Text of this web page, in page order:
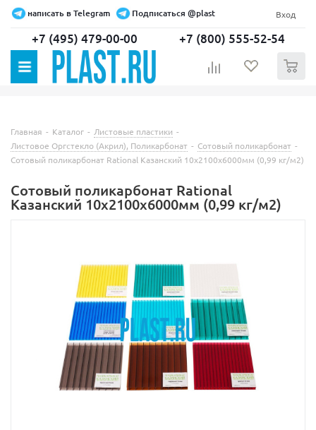
написать в Telegram Подписаться @plast Вход
+7 (495) 479-00-00 +7 (800) 555-52-54
Главная - Каталог - Листовые пластики -
Листовое Оргстекло (Акрил), Поликарбонат - Сотовый поликарбонат -
Сотовый поликарбонат Rational Казанский 10х2100х6000мм (0,99 кг/м2)
Сотовый поликарбонат Rational
Казанский 10х2100х6000мм (0,99 кг/м2)